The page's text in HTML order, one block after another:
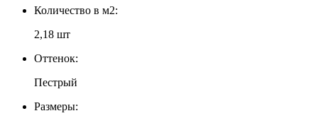
Количество в м2:
2,18 шт
Оттенок:
Пестрый
Размеры: